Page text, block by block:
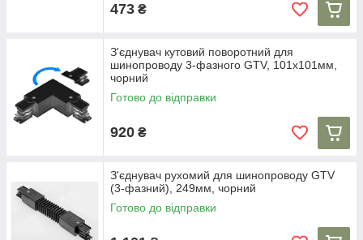
473 ₴
З'єднувач кутовий поворотний для
шинопроводу 3-фазного GTV, 101x101мм,
чорний
Готово до відправки
920 ₴
З'єднувач рухомий для шинопроводу GTV
(3-фазний), 249мм, чорний
Готово до відправки